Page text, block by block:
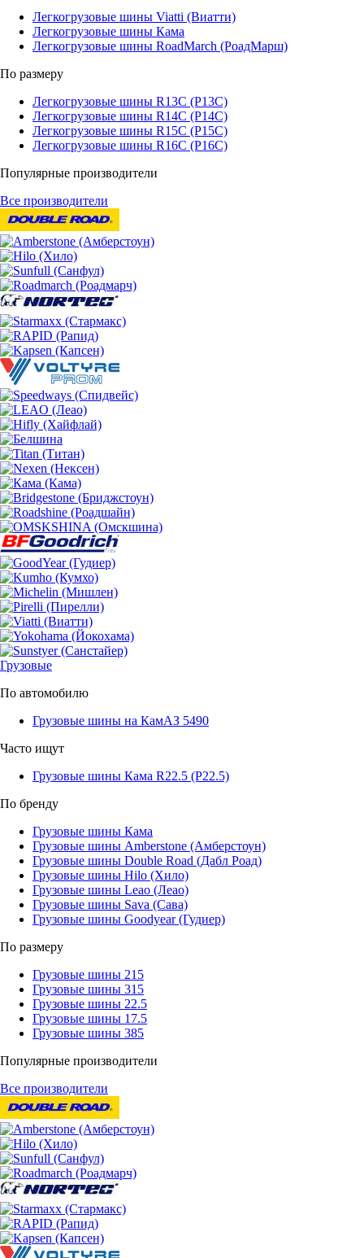
Легкогрузовые шины Viatti (Виатти)
Легкогрузовые шины Кама
Легкогрузовые шины RoadMarch (РоадМарш)
По размеру
Легкогрузовые шины R13C (Р13С)
Легкогрузовые шины R14C (Р14С)
Легкогрузовые шины R15C (Р15С)
Легкогрузовые шины R16C (Р16С)
Популярные производители
Все производители
Грузовые
По автомобилю
Грузовые шины на КамАЗ 5490
Часто ищут
Грузовые шины Кама R22.5 (Р22.5)
По бренду
Грузовые шины Кама
Грузовые шины Amberstone (Амберстоун)
Грузовые шины Double Road (Дабл Роад)
Грузовые шины Hilo (Хило)
Грузовые шины Leao (Леао)
Грузовые шины Sava (Сава)
Грузовые шины Goodyear (Гудиер)
По размеру
Грузовые шины 215
Грузовые шины 315
Грузовые шины 22.5
Грузовые шины 17.5
Грузовые шины 385
Популярные производители
Все производители